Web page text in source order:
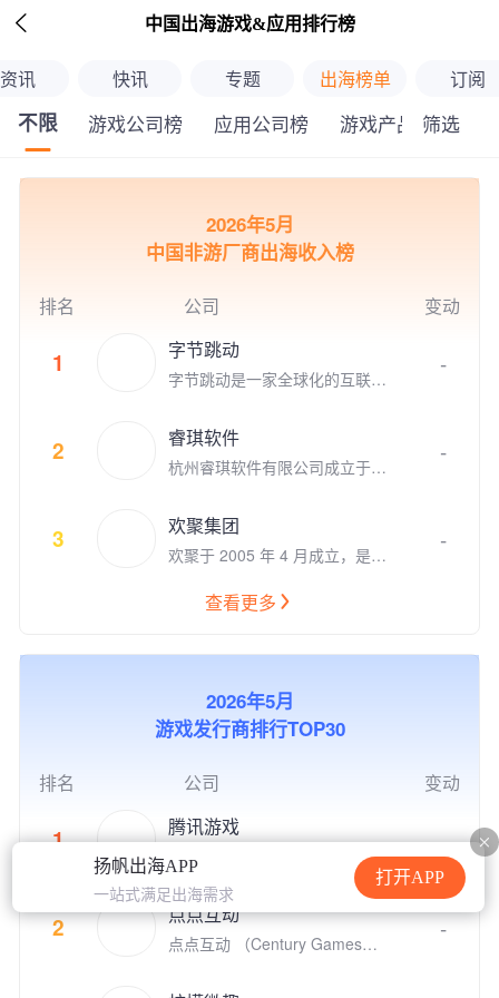
扬帆出海APP
一站式满足出海需求
打开APP
 中国出海游戏&应用排行榜
资讯 快讯 专题 出海榜单 订阅
不限 游戏公司榜 应用公司榜 游戏产品榜筛选
继续下拉刷新
2026年5月
中国非游厂商出海收入榜
排名 公司 变动
1 字节跳动
字节跳动是一家全球化的互联网
瓜瓜龙、西瓜视频、飞书等产
品，目前字节跳动旗下大力教育
瓜瓜龙系列教育项目正在全国各
来！
-
2 睿琪软件
杭州睿琪软件有限公司成立于2
把生活变得更美好。在计算机视
觉和自然语言理解领域积累深
厚。旗下拥有数款用户数上亿并
年以来被苹果AppStore和Googl
应用涵盖了生活工具、自然教
育、图像生成等多个领域，拥有
全球范围内广泛的用户基础。在
戏类应用榜单中排名TOP 5，近
在欧美市场，我们的总用户规模
已突破2亿，彰显了强大的市场
影响力和用户认可度。
-
3 欢聚集团
欢聚于 2005 年 4 月成立，是一
聚旗下运营多款社交娱乐产品，
容，连接你我，丰富生活”为使
命，让用户通过线上多媒体实现
实时互动，为全球用户创建了活
聚在美国纳斯达克上市（NASD
月，欢聚集团员工超过 7,900
人，在全球各地超过30个城市
设有办公室，包括新加坡、广
州、上海、北京、洛杉矶、帕洛
阿尔托、伦敦、雅加达、东京、
开罗、安曼等。我们全球共有6
个研发中心，超过44%的员工为
-
查看更多
2026年5月
游戏发行商排行TOP30
排名 公司 变动
1 腾讯游戏
腾讯游戏成立于2003年，是全
球领先的游戏研发和运营商。作
为“超级数字场景”理念的倡导者
和实践者，腾讯游戏高度关注和
重视未成年人的健康发展，并致
产学研结合、全球化布局，以及
-
2 点点互动
点点互动 （Century Games）
娱乐公司，在全球四大洲八个国
-